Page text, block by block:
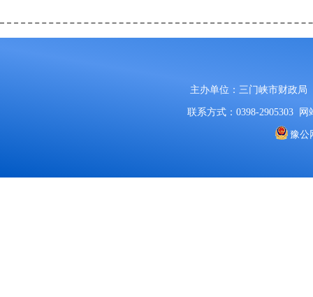
主办单位：三门峡市财政局
联系方式：0398-2905303 网
豫公